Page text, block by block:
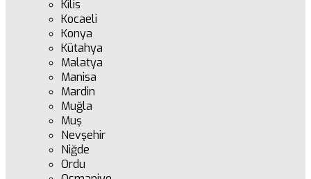
Kilis
Kocaeli
Konya
Kütahya
Malatya
Manisa
Mardin
Muğla
Muş
Nevşehir
Niğde
Ordu